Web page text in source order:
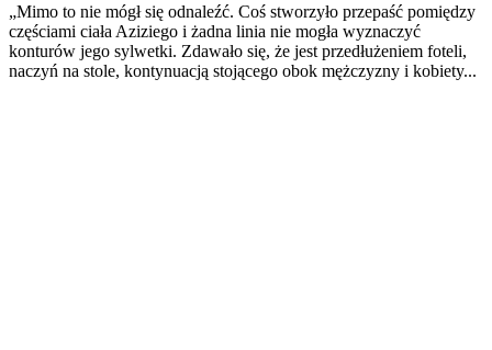
„Mimo to nie mógł się odnaleźć. Coś stworzyło przepaść pomiędzy
częściami ciała Aziziego i żadna linia nie mogła wyznaczyć
konturów jego sylwetki. Zdawało się, że jest przedłużeniem foteli,
naczyń na stole, kontynuacją stojącego obok mężczyzny i kobiety...